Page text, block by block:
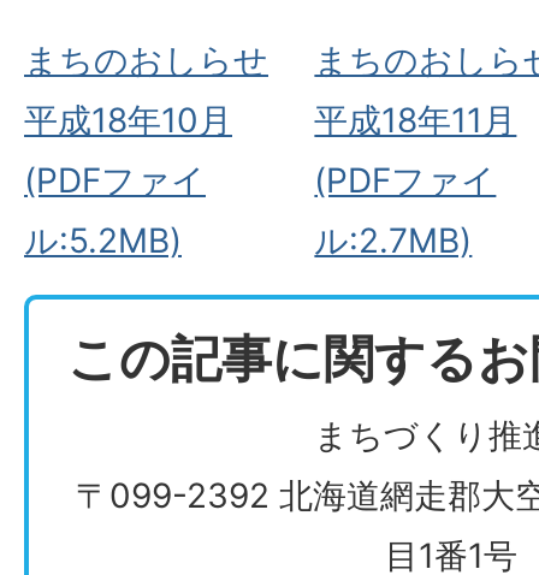
まちのおしらせ
平成18年10月
(PDFファイ
ル:5.2MB)
まちのおしら
平成18年11月
(PDFファイ
ル:2.7MB)
この記事に関する
まちづくり推
〒099-2392 北海道網走郡大
目1番1号